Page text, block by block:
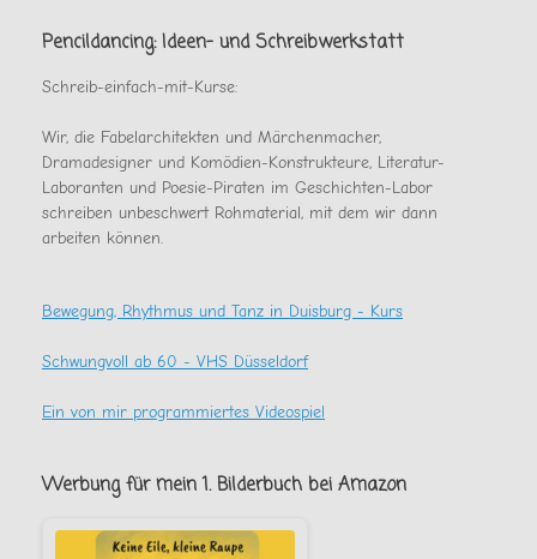
noch
Pencildancing: Ideen- und Schreibwerkstatt
Schreib-einfach-mit-Kurse:
Wir, die Fabelarchitekten und Märchenmacher,
Dramadesigner und Komödien-Konstrukteure, Literatur-
Laboranten und Poesie-Piraten im Geschichten-Labor
schreiben unbeschwert Rohmaterial, mit dem wir dann
arbeiten können.
Bewegung, Rhythmus und Tanz in Duisburg - Kurs
Schwungvoll ab 60 - VHS Düsseldorf
Ein von mir programmiertes Videospiel
Werbung für mein 1. Bilderbuch bei Amazon